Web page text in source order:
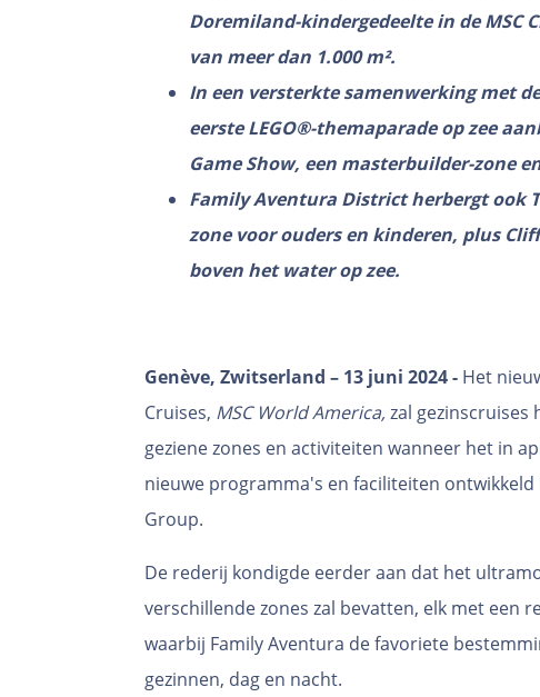
Doremiland-kindergedeelte in de MSC
van meer dan 1.000 m².
In een versterkte samenwerking met
eerste LEGO®-themaparade op zee
Game Show, een masterbuilder-zone
Family Aventura District herbergt ook
zone voor ouders en kinderen, plus
boven het water op zee.
Genève, Zwitserland – 13 juni 2024- Het
Cruises, MSC World America, zal
geziene zones en activiteiten wanneer het in
nieuwe programma's en faciliteiten ontwikkeld
Group.
De rederij kondigde eerder aan dat het
verschillende zones zal bevatten, elk met een
waarbij Family Aventura de favoriete
gezinnen, dag en nacht.